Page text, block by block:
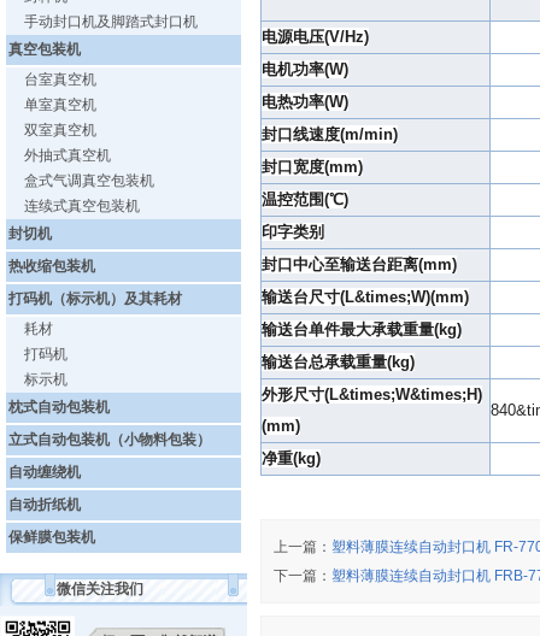
手动封口机及脚踏式封口机
真空包装机
台室真空机
单室真空机
双室真空机
外抽式真空机
盒式气调真空包装机
连续式真空包装机
封切机
热收缩包装机
打码机（标示机）及其耗材
耗材
打码机
标示机
枕式自动包装机
立式自动包装机（小物料包装）
自动缠绕机
自动折纸机
保鲜膜包装机
微信关注我们
电源电压(V/Hz)
电机功率(W)
电热功率(W)
封口线速度(m/min)
封口宽度(mm)
温控范围(℃)
印字类别
封口中心至输送台距离(mm)
输送台尺寸(L&times;W)(mm)
输送台单件最大承载重量(kg)
输送台总承载重量(kg)
外形尺寸(L&times;W&times;H)
(mm)
净重(kg)
上一篇： 塑料薄膜连续自动封口机 FR-
下一篇： 塑料薄膜连续自动封口机 FRB-